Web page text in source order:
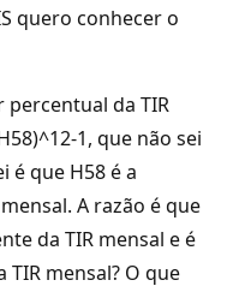
quero conhecer o
percentual da TIR
1, que não sei
é que H58 é a
A razão é que
da TIR mensal e é
mensal? O que